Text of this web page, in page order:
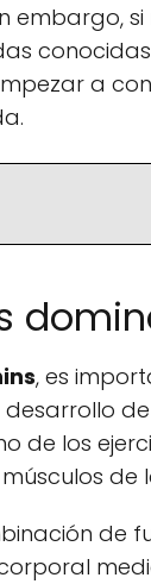
embargo,
a
, es
de los
de
de